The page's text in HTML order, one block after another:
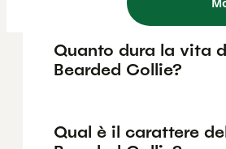
Quanto dura la vita
Bearded Collie?
Qual è il carattere